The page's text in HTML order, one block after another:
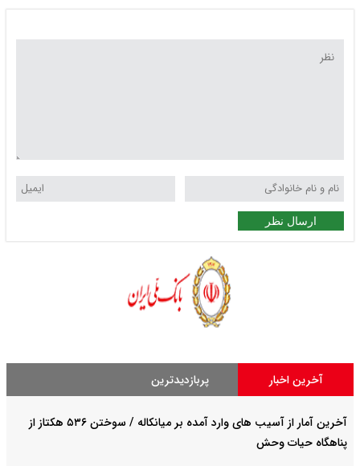
ارسال نظر
آخرین اخبار پربازدیدترین
آخرین آمار از آسیب های وارد آمده بر میانکاله / سوختن ۵۳۶ هکتاز از
پناهگاه حیات وحش